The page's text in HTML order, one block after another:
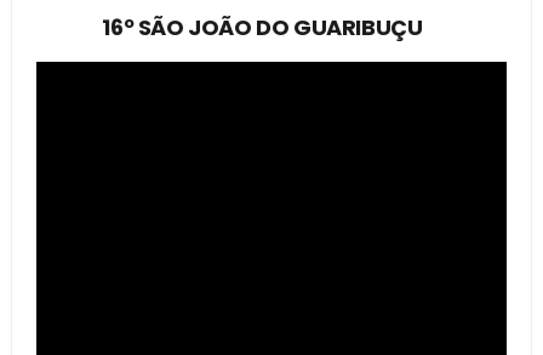
16º SÃO JOÃO DO GUARIBUÇU